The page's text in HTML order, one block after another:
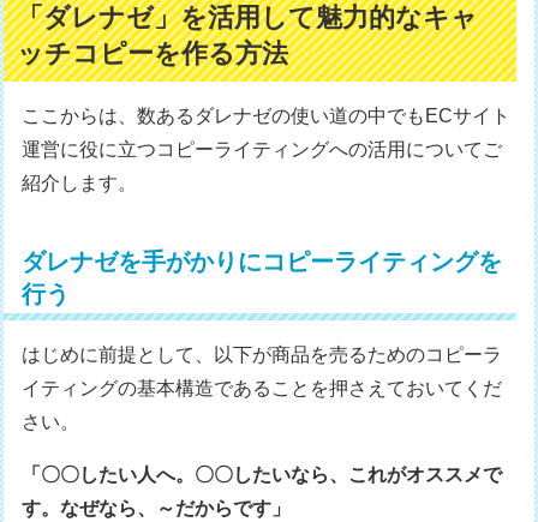
「ダレナゼ」を活用して魅力的なキャ
ッチコピーを作る方法
ここからは、数あるダレナゼの使い道の中でもECサイト
運営に役に立つコピーライティングへの活用についてご
紹介します。
ダレナゼを手がかりにコピーライティングを
行う
はじめに前提として、以下が商品を売るためのコピーラ
イティングの基本構造であることを押さえておいてくだ
さい。
「〇〇したい人へ。〇〇したいなら、これがオススメで
す。なぜなら、～だからです」